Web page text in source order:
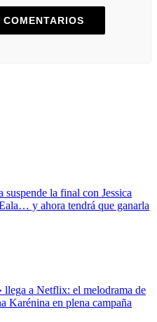
la final con Jessica
y ahora tendrá que ganarla
llega a Netflix: el melodrama de
Karénina en plena campaña